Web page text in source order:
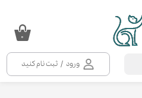
ورود / ثبت نام کنید
۰